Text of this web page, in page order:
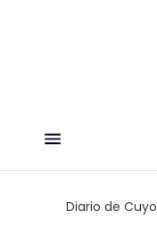
Diario de Cuyo